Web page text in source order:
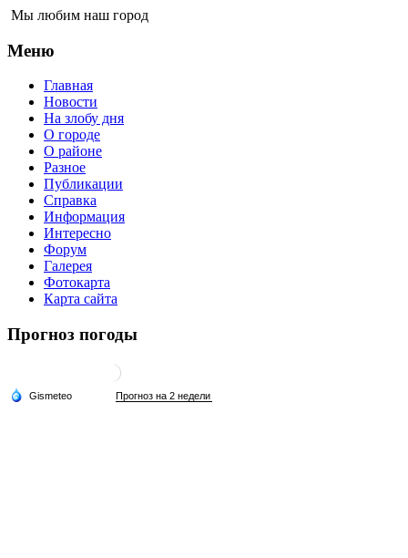
Мы любим наш город
Меню
Главная
Новости
На злобу дня
О городе
О районе
Разное
Публикации
Справка
Информация
Интересно
Форум
Галерея
Фотокарта
Карта сайта
Прогноз погоды